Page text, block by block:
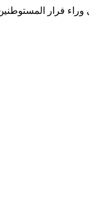
فرار